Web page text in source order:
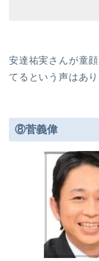
安達祐実さんが童
てるという声はあ
⑧菅義偉